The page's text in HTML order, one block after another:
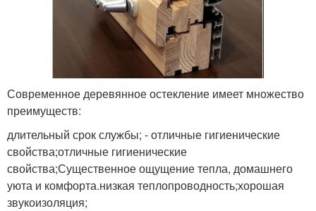
Современное деревянное остекление имеет множество
преимуществ:
длительный срок службы; - отличные гигиенические
свойства;отличные гигиенические
свойства;Существенное ощущение тепла, домашнего
уюта и комфорта.низкая теплопроводность;хорошая
звукоизоляция;